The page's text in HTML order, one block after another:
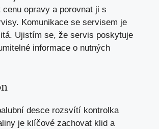
opravy a porovnat ji s
Komunikace se servisem je
Ujistím se, že servis poskytuje
informace o nutných
desce rozsvítí kontrolka
je klíčové zachovat klid a